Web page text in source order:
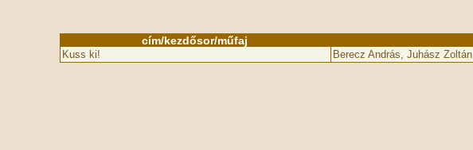
cím/kezdősor/műfaj
Kuss ki! Berecz András, Juhász Zoltán